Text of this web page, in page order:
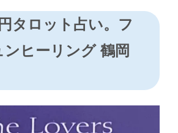
タロット占い。フ
ンヒーリング 鶴岡